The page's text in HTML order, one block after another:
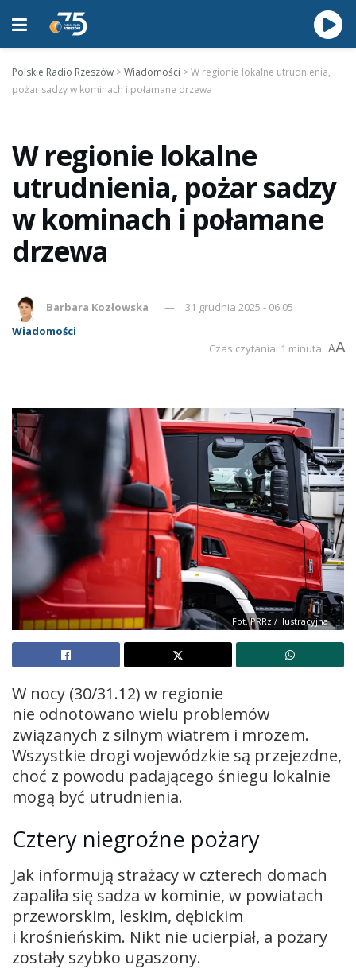
Polskie Radio Rzeszów >Wiadomości >W regionie lokalne utrudnienia,
pożar sadzy w kominach i połamane drzewa
W regionie lokalne
utrudnienia, pożar sadzy
w kominach i połamane
drzewa
Barbara Kozłowska
31 grudnia 2025 - 06:05
Wiadomości
Czas czytania: 1 minuta AA
Fot. PRRz / Ilustracyjna
W nocy (30/31.12) w regionie
nie odnotowano wielu problemów
związanych z silnym wiatrem i mrozem.
Wszystkie drogi wojewódzkie są przejezdne,
choć z powodu padającego śniegu lokalnie
mogą być utrudnienia.
Cztery niegroźne pożary
Jak informują strażacy w czterech domach
zapaliła się sadza w kominie, w powiatach
przeworskim, leskim, dębickim
i krośnieńskim. Nikt nie ucierpiał, a pożary
zostały szybko ugaszony.